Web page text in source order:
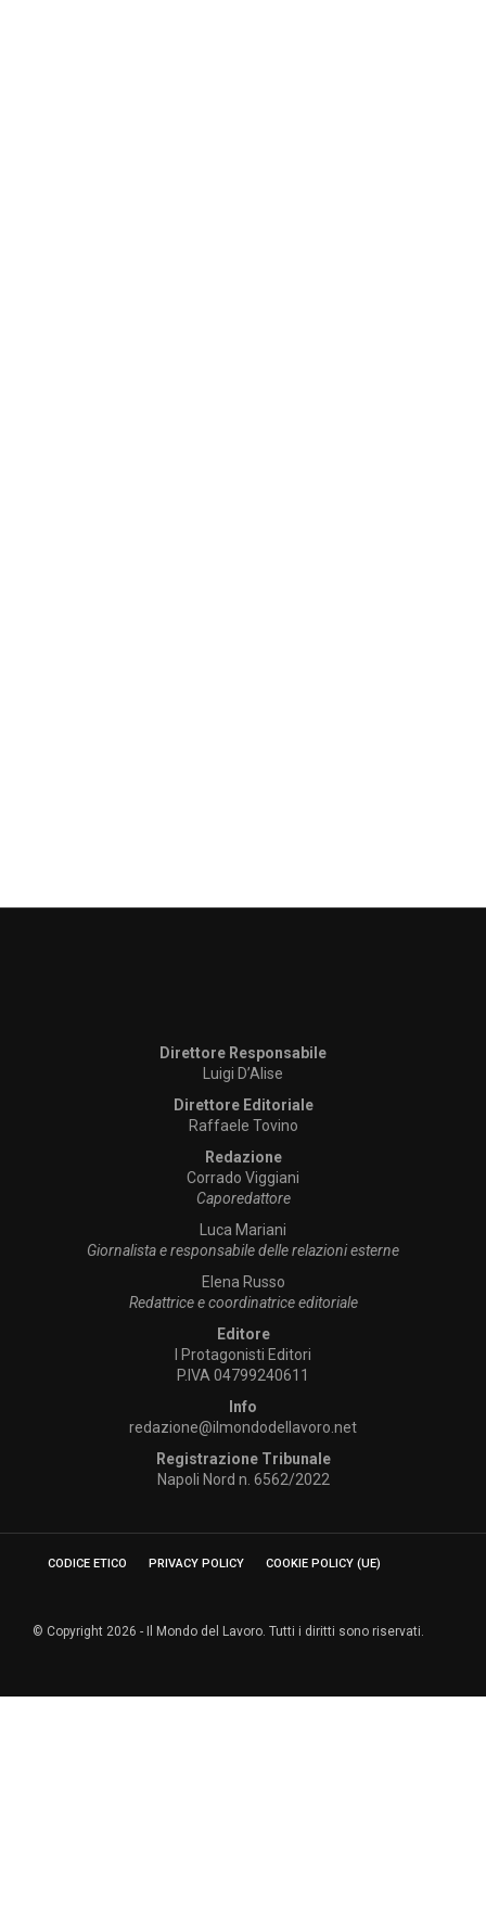
Direttore Responsabile
Luigi D’Alise
Direttore Editoriale
Raffaele Tovino
Redazione
Corrado Viggiani
Caporedattore
Luca Mariani
Giornalista e responsabile delle relazioni esterne
Elena Russo
Redattrice e coordinatrice editoriale
Editore
I Protagonisti Editori
P.IVA 04799240611
Info
redazione@ilmondodellavoro.net
Registrazione Tribunale
Napoli Nord n. 6562/2022
CODICE ETICO PRIVACY POLICY COOKIE POLICY (UE)
© Copyright 2026 - Il Mondo del Lavoro. Tutti i diritti sono riservati.